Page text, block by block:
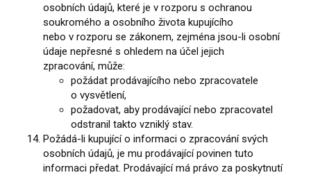
osobních údajů, které je v rozporu s ochranou
soukromého a osobního života kupujícího
nebo v rozporu se zákonem, zejména jsou-li osobní
údaje nepřesné s ohledem na účel jejich
zpracování, může:
požádat prodávajícího nebo zpracovatele
o vysvětlení,
požadovat, aby prodávající nebo zpracovatel
odstranil takto vzniklý stav.
Požádá-li kupující o informaci o zpracování svých
osobních údajů, je mu prodávající povinen tuto
informaci předat. Prodávající má právo za poskytnutí